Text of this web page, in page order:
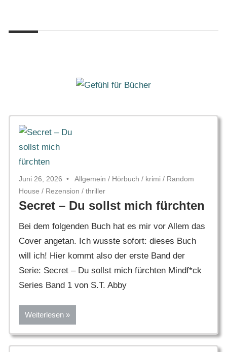
springen
Gefühl
für
Juni 26, 2026 Allgemein / Hörbuch / krimi / Random
House / Rezension / thriller
Secret – Du sollst mich fürchten
Bei dem folgenden Buch hat es mir vor Allem das
Cover angetan. Ich wusste sofort: dieses Buch
will ich! Hier kommt also der erste Band der
Serie: Secret – Du sollst mich fürchten Mindf*ck
Series Band 1 von S.T. Abby
Weiterlesen